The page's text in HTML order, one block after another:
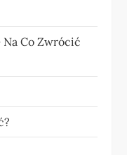
Na Co Zwrócić